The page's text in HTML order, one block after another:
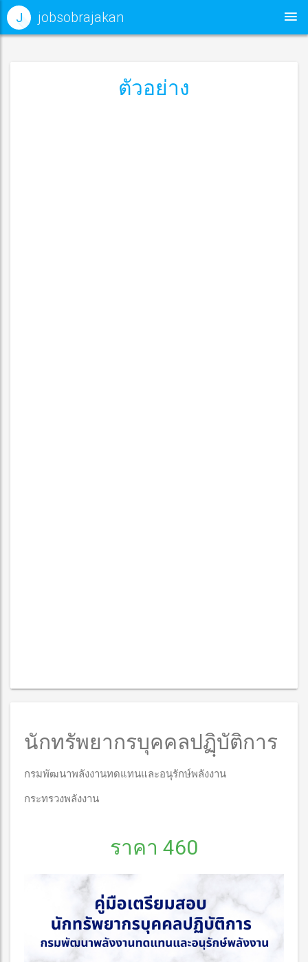
J jobsobrajakan
ตัวอย่าง
นักทรัพยากรบุคคลปฏฺิบัติการ
กรมพัฒนาพลังงานทดแทนและอนุรักษ์พลังงาน
กระทรวงพลังงาน
ราคา 460